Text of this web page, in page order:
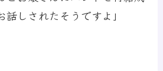
話しされたそうですよ」